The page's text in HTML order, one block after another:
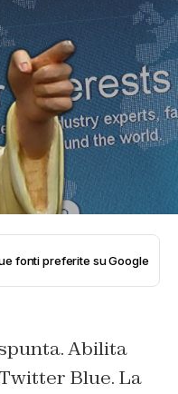
fonti preferite su Google
Abilita
Blue. La